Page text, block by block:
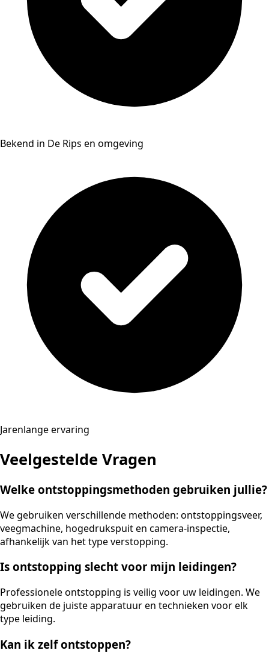
Bekend in De Rips en omgeving
Jarenlange ervaring
Veelgestelde Vragen
Welke ontstoppingsmethoden gebruiken jullie?
We gebruiken verschillende methoden: ontstoppingsveer,
veegmachine, hogedrukspuit en camera-inspectie,
afhankelijk van het type verstopping.
Is ontstopping slecht voor mijn leidingen?
Professionele ontstopping is veilig voor uw leidingen. We
gebruiken de juiste apparatuur en technieken voor elk
type leiding.
Kan ik zelf ontstoppen?